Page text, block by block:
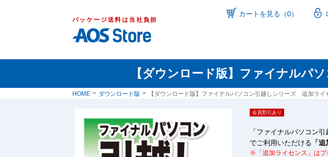
パッケージ送料は当社負担
カートを見る（0）
【ダウンロード版】ファイナルパ
HOME ダウンロード版 【ダウンロード版】ファイナルパソコン引越しシリーズ 追加ライ
会員割引あり
「ファイナルパソコン
でご利用いただける 「
※「追加ライセンス」はプ